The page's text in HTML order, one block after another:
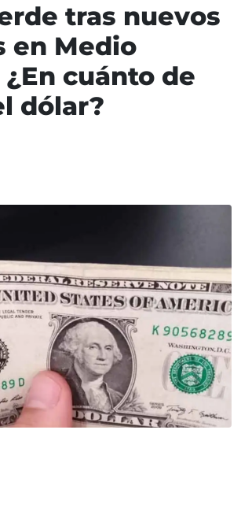
tras nuevos
en Medio
cuánto de
dólar?